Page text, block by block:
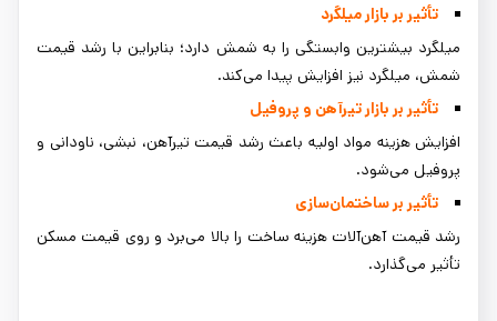
تأثیر بر بازار میلگرد
میلگرد بیشترین وابستگی را به شمش دارد؛ بنابراین با رشد قیمت
شمش، میلگرد نیز افزایش پیدا می‌کند.
تأثیر بر بازار تیرآهن و پروفیل
افزایش هزینه مواد اولیه باعث رشد قیمت تیرآهن، نبشی، ناودانی و
پروفیل می‌شود.
تأثیر بر ساختمان‌سازی
رشد قیمت آهن‌آلات هزینه ساخت را بالا می‌برد و روی قیمت مسکن
تأثیر می‌گذارد.